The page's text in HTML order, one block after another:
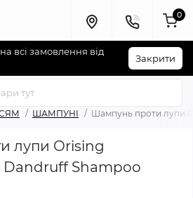
всі замовлення від
Закрити
0
ШАМПУНІ Шампунь проти лупи
лупи Orising
Shampoo